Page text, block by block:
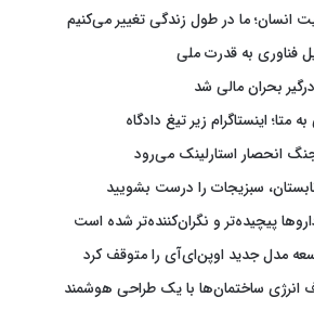
انسان؛ ما در طول زندگی تغییر می‌کنیم
فناوری به قدرت ملی
بحران مالی شد
سبزیجات را درست بشویید
پیچیده‌تر و نگران‌کننده‌تر شده است
مدل جدید اوپن‌ای‌آی را متوقف کرد